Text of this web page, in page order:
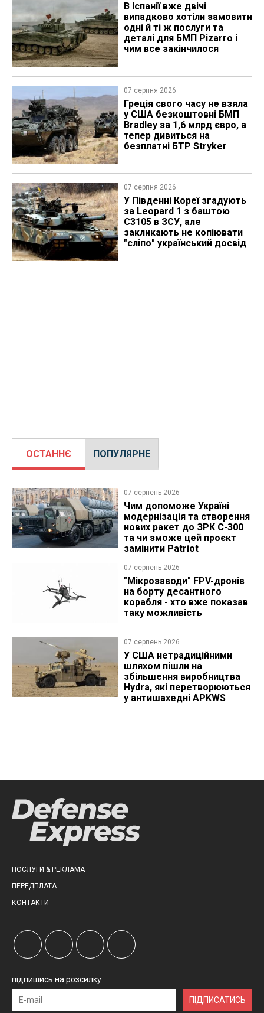
В Іспанії вже двічі
випадково хотіли замовити
одні й ті ж послуги та
деталі для БМП Pizarro і
чим все закінчилося
07 серпня 2026
Греція свого часу не взяла
у США безкоштовні БМП
Bradley за 1,6 млрд євро, а
тепер дивиться на
безплатні БТР Stryker
07 серпня 2026
У Південні Кореї згадують
за Leopard 1 з баштою
C3105 в ЗСУ, але
закликають не копіювати
"сліпо" український досвід
ОСТАННЄ ПОПУЛЯРНЕ
07 серпень 2026
Чим допоможе Україні
модернізація та створення
нових ракет до ЗРК С-300
та чи зможе цей проєкт
замінити Patriot
07 серпень 2026
"Мікрозаводи" FPV-дронів
на борту десантного
корабля - хто вже показав
таку можливість
07 серпень 2026
У США нетрадиційними
шляхом пішли на
збільшення виробництва
Hydra, які перетворюються
у антишахедні APKWS
ПОСЛУГИ & РЕКЛАМА
ПЕРЕДПЛАТА
КОНТАКТИ
підпишись на розсилку
ПІДПИСАТИСЬ